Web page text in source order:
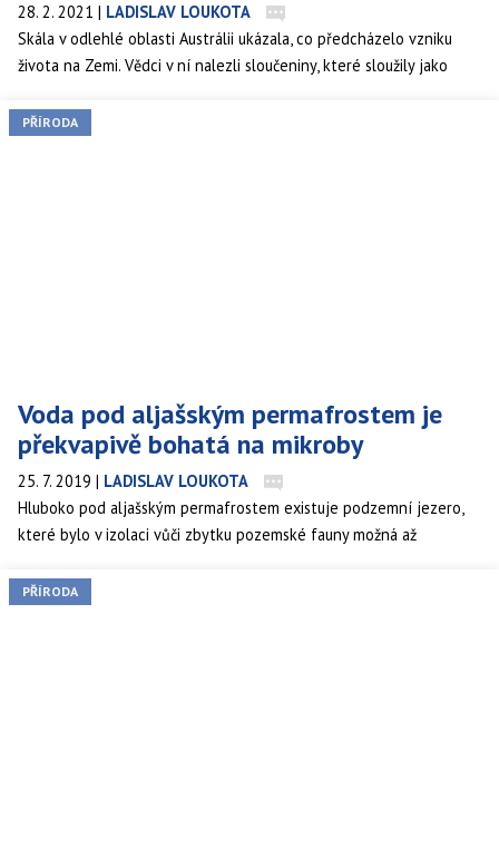
28. 2. 2021 | LADISLAV LOUKOTA
Skála v odlehlé oblasti Austrálii ukázala, co předcházelo vzniku
života na Zemi. Vědci v ní nalezli sloučeniny, které sloužily jako
PŘÍRODA
Voda pod aljašským permafrostem je
překvapivě bohatá na mikroby
25. 7. 2019 | LADISLAV LOUKOTA
Hluboko pod aljašským permafrostem existuje podzemní jezero,
které bylo v izolaci vůči zbytku pozemské fauny možná až
prostředí bohaté na rozpuštěné soli bude k životu příliš agresivní.
PŘÍRODA